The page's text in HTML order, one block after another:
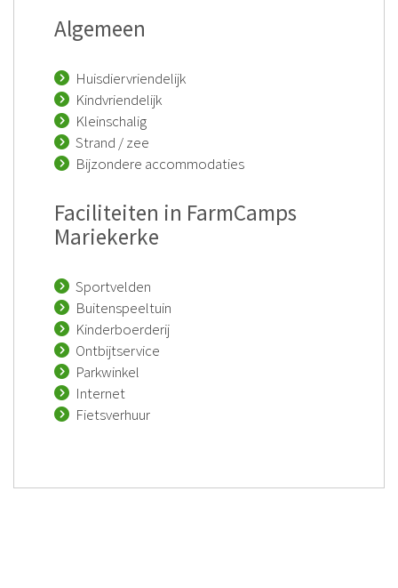
Algemeen
Huisdiervriendelijk
Kindvriendelijk
Kleinschalig
Strand / zee
Bijzondere accommodaties
Faciliteiten in FarmCamps
Mariekerke
Sportvelden
Buitenspeeltuin
Kinderboerderij
Ontbijtservice
Parkwinkel
Internet
Fietsverhuur